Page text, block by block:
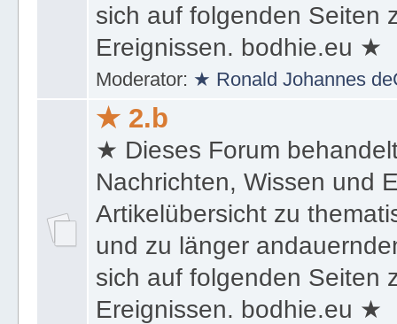
sich auf folgenden Seiten
Ereignissen. bodhie.eu ★
Moderator: ★ Ronald Johannes
★ 2.b
★ Dieses Forum
Nachrichten, Wissen und
Artikelübersicht zu
und zu länger
sich auf folgenden Seiten
Ereignissen. bodhie.eu ★